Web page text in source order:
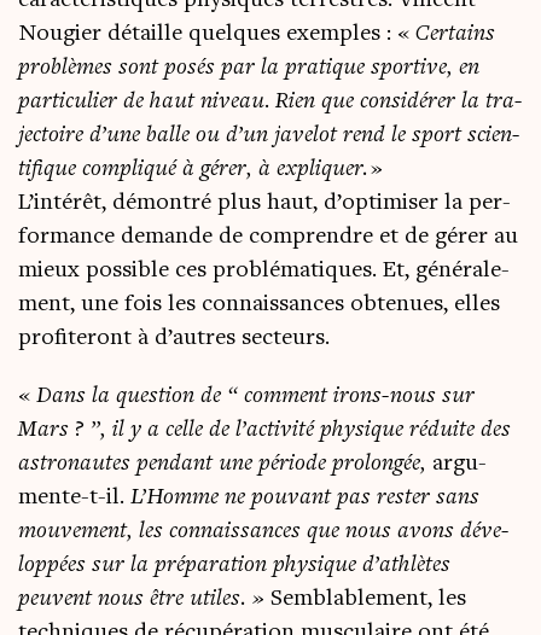
Nou­gier détaille quelques exemples : « Cer­tains
pro­blèmes sont posés par la pra­tique spor­tive, en
par­ti­cu­lier de haut niveau. Rien que consi­dé­rer la tra­
jec­toire d’une balle ou d’un jave­lot rend le sport scien­
ti­fique com­pli­qué à gérer, à expli­quer. »
L’intérêt, démon­tré plus haut, d’optimiser la per­
for­mance demande de com­prendre et de gérer au
mieux pos­sible ces pro­blé­ma­tiques. Et, géné­ra­le­
ment, une fois les connais­sances obte­nues, elles
pro­fi­te­ront à d’autres secteurs.
« Dans la ques­tion de “ com­ment irons-nous sur
Mars ? ”, il y a celle de l’activité phy­sique réduite des
astro­nautes pen­dant une période pro­lon­gée, argu­
mente-t-il. L’Homme ne pou­vant pas res­ter sans
mou­ve­ment, les connais­sances que nous avons déve­
lop­pées sur la pré­pa­ra­tion phy­sique d’athlètes
peuvent nous être utiles. » Sem­bla­ble­ment, les